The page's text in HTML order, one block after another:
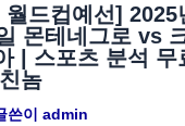
드컵예선] 2025
몬테네그로 vs
| 스포츠 분석 무
놈
이 admin